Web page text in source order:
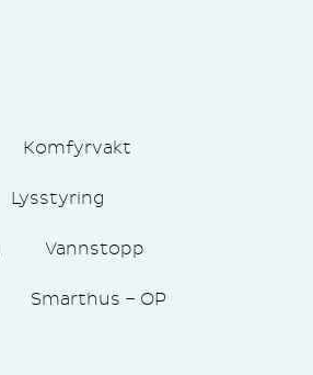
Komfyrvakt
Lysstyring
Vannstopp
Smarthus – OP